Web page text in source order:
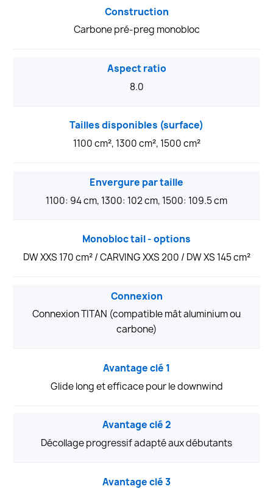
Construction
Carbone pré-preg monobloc
Aspect ratio
8.0
Tailles disponibles (surface)
1100 cm², 1300 cm², 1500 cm²
Envergure par taille
1100: 94 cm, 1300: 102 cm, 1500: 109.5 cm
Monobloc tail - options
DW XXS 170 cm² / CARVING XXS 200 / DW XS 145 cm²
Connexion
Connexion TITAN (compatible mât aluminium ou
carbone)
Avantage clé 1
Glide long et efficace pour le downwind
Avantage clé 2
Décollage progressif adapté aux débutants
Avantage clé 3